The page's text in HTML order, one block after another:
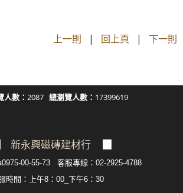
上一則 | 回上頁 | 下一則
人數： 2087 總瀏覽人數： 17399619
新永興磁磚建材行
00-55-73 客服專線：02-2925-4788
時間：上午8：00_下午6：30